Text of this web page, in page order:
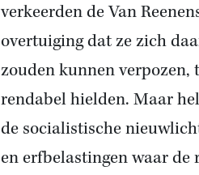
verkeerden de Van
overtuiging dat ze zich
zouden kunnen
rendabel hielden. Maar
de socialistische
en erfbelastingen waar